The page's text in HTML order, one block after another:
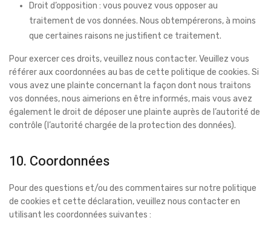
Droit d’opposition : vous pouvez vous opposer au
traitement de vos données. Nous obtempérerons, à moins
que certaines raisons ne justifient ce traitement.
Pour exercer ces droits, veuillez nous contacter. Veuillez vous
référer aux coordonnées au bas de cette politique de cookies. Si
vous avez une plainte concernant la façon dont nous traitons
vos données, nous aimerions en être informés, mais vous avez
également le droit de déposer une plainte auprès de l’autorité de
contrôle (l’autorité chargée de la protection des données).
10. Coordonnées
Pour des questions et/ou des commentaires sur notre politique
de cookies et cette déclaration, veuillez nous contacter en
utilisant les coordonnées suivantes :